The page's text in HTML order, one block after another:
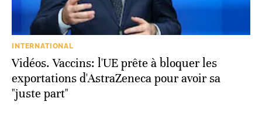
INTERNATIONAL
Vidéos. Vaccins: l'UE prête à bloquer les
exportations d'AstraZeneca pour avoir sa
"juste part"